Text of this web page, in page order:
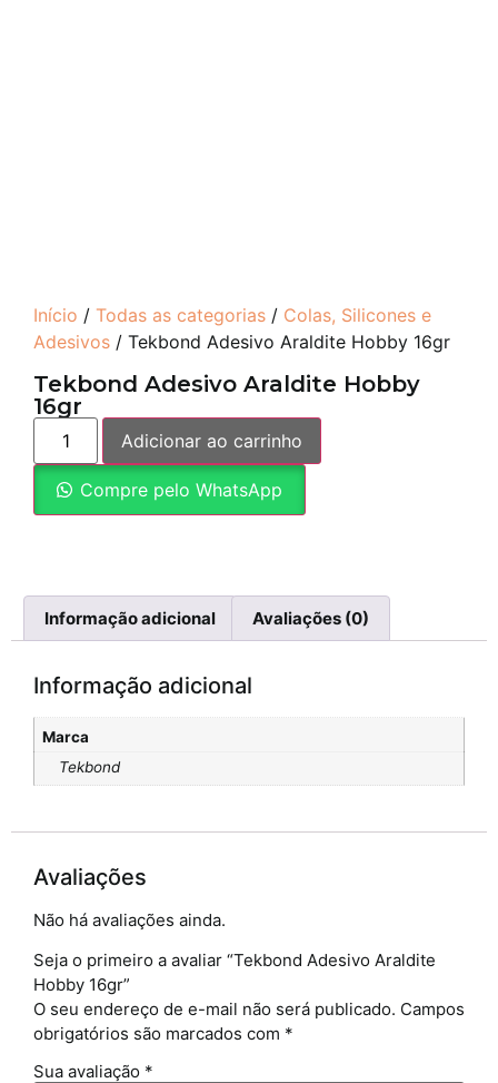
Início / Todas as categorias / Colas, Silicones e
Adesivos / Tekbond Adesivo Araldite Hobby 16gr
Tekbond Adesivo Araldite Hobby
16gr
Adicionar ao carrinho
Compre pelo WhatsApp
Informação adicional Avaliações (0)
Informação adicional
Marca
Tekbond
Avaliações
Não há avaliações ainda.
Seja o primeiro a avaliar “Tekbond Adesivo Araldite
Hobby 16gr”
O seu endereço de e-mail não será publicado. Campos
obrigatórios são marcados com *
Sua avaliação *